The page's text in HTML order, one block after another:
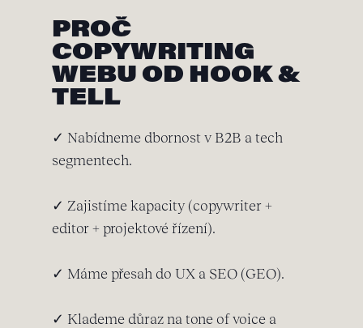
PROČ
COPYWRITING
WEBU OD HOOK &
TELL
✓ Nabídneme dbornost v B2B a tech
segmentech.
✓ Zajistíme kapacity (copywriter +
editor + projektové řízení).
✓ Máme přesah do UX a SEO (GEO).
✓ Klademe důraz na tone of voice a